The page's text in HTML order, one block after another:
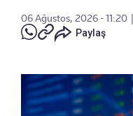
06 Ağustos, 2026 - 11:20
Paylaş